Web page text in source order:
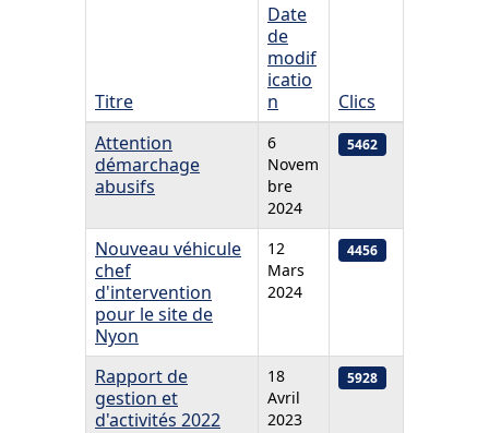
Articles
Titre
Date
de
modif
icatio
n
Clics
Attention
démarchage
abusifs
6
Novem
bre
2024
5462
Nouveau véhicule
chef
d'intervention
pour le site de
Nyon
12
Mars
2024
4456
Rapport de
gestion et
d'activités 2022
18
Avril
2023
5928